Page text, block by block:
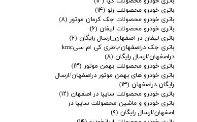
باتری خودرو محصولات رنو (۱۴)
باتری خودرو محصولات جک کرمان موتور (۸)
باتری خودرو محصولات لیفان (۶)
باتری لیفان در اصفهان_ارسال رایگان (۶)
باتری جک دراصفهان/باطری کی ام سیkmc
دراصفهان/ارسال رایگان (۸)
باتری خودرو محصولات بهمن موتور (۱۳)
باتری خودرو های بهمن موتور دراصفهان/ارسال
رایگان دراصفهان (۱۳)
باتری خودرو محصولات سایپا در اصفهان (۱۲)
باتری خودرو و ماشین محصولات سایپا در
اصفهان/ارسال رایگان (۹)